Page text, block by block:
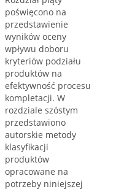
poświęcono na
przedstawienie
wyników oceny
wpływu doboru
kryteriów podziału
produktów na
efektywność procesu
kompletacji. W
rozdziale szóstym
przedstawiono
autorskie metody
klasyfikacji
produktów
opracowane na
potrzeby niniejszej